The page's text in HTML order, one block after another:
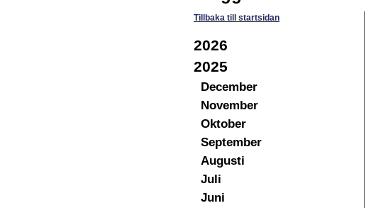
Tillbaka till startsidan
2026
2025
December
November
Oktober
September
Augusti
Juli
Juni